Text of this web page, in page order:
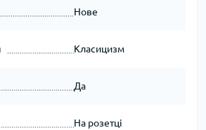
Нове
Класицизм
Да
На розетці